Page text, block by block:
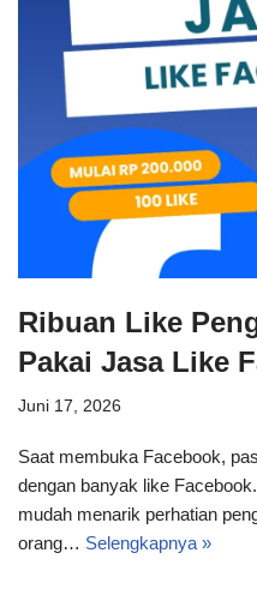
Ribuan Like
Pakai Jasa Like
Juni 17, 2026
Saat membuka Facebook,
dengan banyak like
mudah menarik perhatian
orang… Selengkapnya »